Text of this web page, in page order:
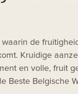
waarin de
Kruidige
en volle, fruit
Beste Belgische